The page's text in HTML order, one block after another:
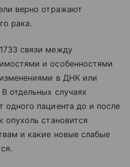
верно отражают
рака.
связи между
и особенностями
в ДНК или
отдельных случаях
одного пациента до и после
опухоль становится
и какие новые слабые